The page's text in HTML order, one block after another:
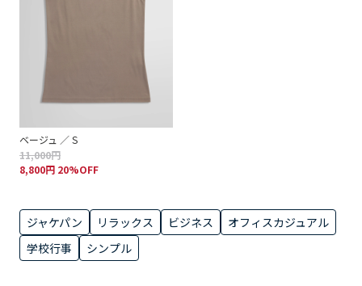
ベージュ ／ S
11,000円
8,800円 20%OFF
ジャケパン リラックス ビジネス
オフィスカジュアル
学校行事
シンプル